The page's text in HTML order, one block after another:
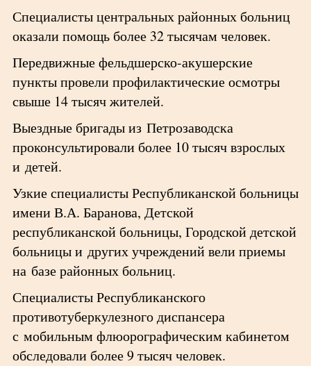
Специалисты центральных районных больниц
оказали помощь более 32 тысячам человек.
Передвижные фельдшерско-акушерские
пункты провели профилактические осмотры
свыше 14 тысяч жителей.
Выездные бригады из Петрозаводска
проконсультировали более 10 тысяч взрослых
и детей.
Узкие специалисты Республиканской больницы
имени В.А. Баранова, Детской
республиканской больницы, Городской детской
больницы и других учреждений вели приемы
на базе районных больниц.
Специалисты Республиканского
противотуберкулезного диспансера
с мобильным флюорографическим кабинетом
обследовали более 9 тысяч человек.